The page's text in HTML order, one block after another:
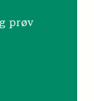
prøv